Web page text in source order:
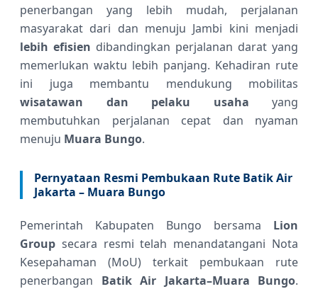
penerbangan yang lebih mudah, perjalanan
masyarakat dari dan menuju Jambi kini menjadi
lebih efisien dibandingkan perjalanan darat yang
memerlukan waktu lebih panjang. Kehadiran rute
ini juga membantu mendukung mobilitas
wisatawan dan pelaku usaha yang
membutuhkan perjalanan cepat dan nyaman
menuju Muara Bungo.
Pernyataan Resmi Pembukaan Rute Batik Air
Jakarta – Muara Bungo
Pemerintah Kabupaten Bungo bersama Lion
Group secara resmi telah menandatangani Nota
Kesepahaman (MoU) terkait pembukaan rute
penerbangan Batik Air Jakarta–Muara Bungo.